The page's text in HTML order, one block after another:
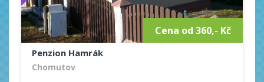
Cena od 360,- Kč
Penzion Hamrák
Chomutov